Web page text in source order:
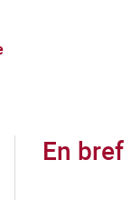
En bref